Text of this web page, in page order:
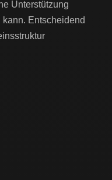
Unterstützung
kann. Entscheidend